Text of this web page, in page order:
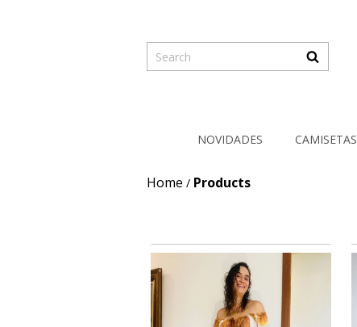
NOVIDADES CAMISETAS
Home / Products